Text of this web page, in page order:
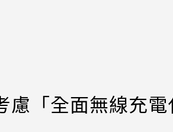
慮「全面無線充